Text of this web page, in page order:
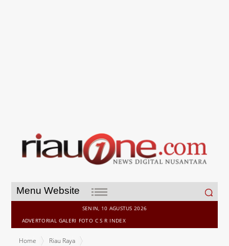
Menu Website
Search
for:
SENIN, 10 AGUSTUS 2026
ADVERTORIAL GALERI FOTO C S R INDEX
Home
Riau Raya